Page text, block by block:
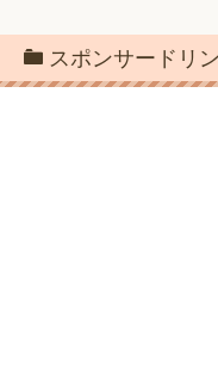
スポンサードリ